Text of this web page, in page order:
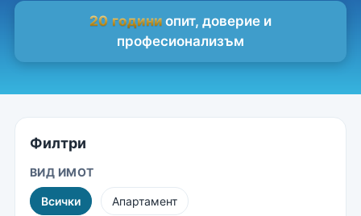
20 години опит, доверие и
професионализъм
Филтри
ВИД ИМОТ
Всички Апартамент